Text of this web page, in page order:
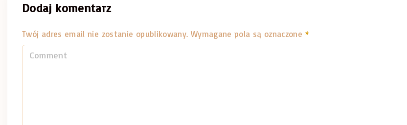
Dodaj komentarz
Twój adres email nie zostanie opublikowany. Wymagane pola są oznaczone *